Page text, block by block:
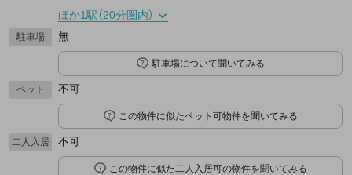
ほか1駅（20分圏内）
駐車場 無
駐車場について聞いてみる
ペット 不可
この物件に似たペット可物件を聞いてみる
二人入居 不可
この物件に似た二人入居可の物件を聞いてみる